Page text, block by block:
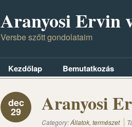
Aranyosi Ervin
Versbe szőtt gondolataim
Kezdőlap Bemutatkozás
dec
29 Aranyosi
Category:Állatok, természet